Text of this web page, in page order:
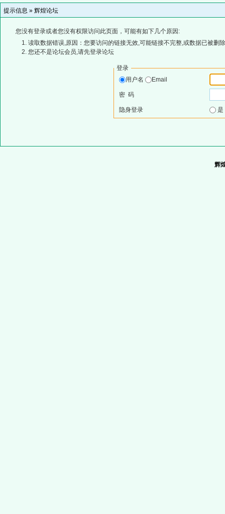
提示信息 » 辉煌论坛
您没有登录或者您没有权限访问此页面，可能有如下几个原因:
读取数据错误,原因：您要访问的链接无效,可能链接不完整,或数据已被删
您还不是论坛会员,请先登录论坛
登录
用户名
Email
密 码
隐身登录
辉